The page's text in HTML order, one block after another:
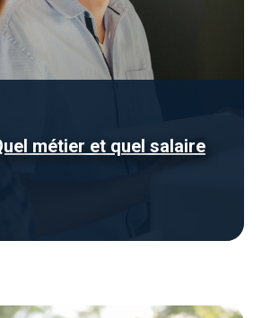
métier et quel salaire